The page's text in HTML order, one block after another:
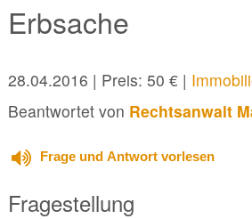
Erbsache
28.04.2016 | Preis: 50 € |
Beantwortet von Rechtsanwalt
Frage und Antwort vorlesen
Fragestellung